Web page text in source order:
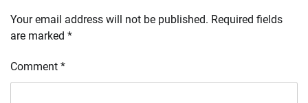
Your email address will not be published. Required fields
are marked *
Comment *